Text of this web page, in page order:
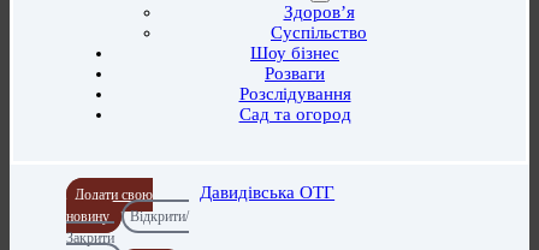
Здоров’я
Суспільство
Шоу бізнес
Розваги
Розслідування
Сад та огород
Додати свою
новину
Відкрити/
Закрити
Давидівська ОТГ